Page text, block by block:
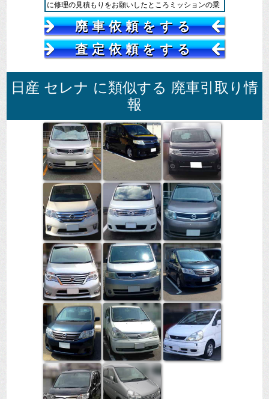
に修理の見積もりをお願いしたところミッションの乗
せ換えをしなくてはいけないとの事でした。
ミッションの乗せ換えになると修理費用が高額となる
為理事長の判断のもと買換える事にしたそうです。
中古車で購入し２，３年しか乗っていなかった為もっ
たいなかったとおっしゃっており、次は新車で購入す
ると担当者の方が言っておりました。
廃車依頼をする
査定依頼をする
日産 セレナ に類似する 廃車引取り情
報